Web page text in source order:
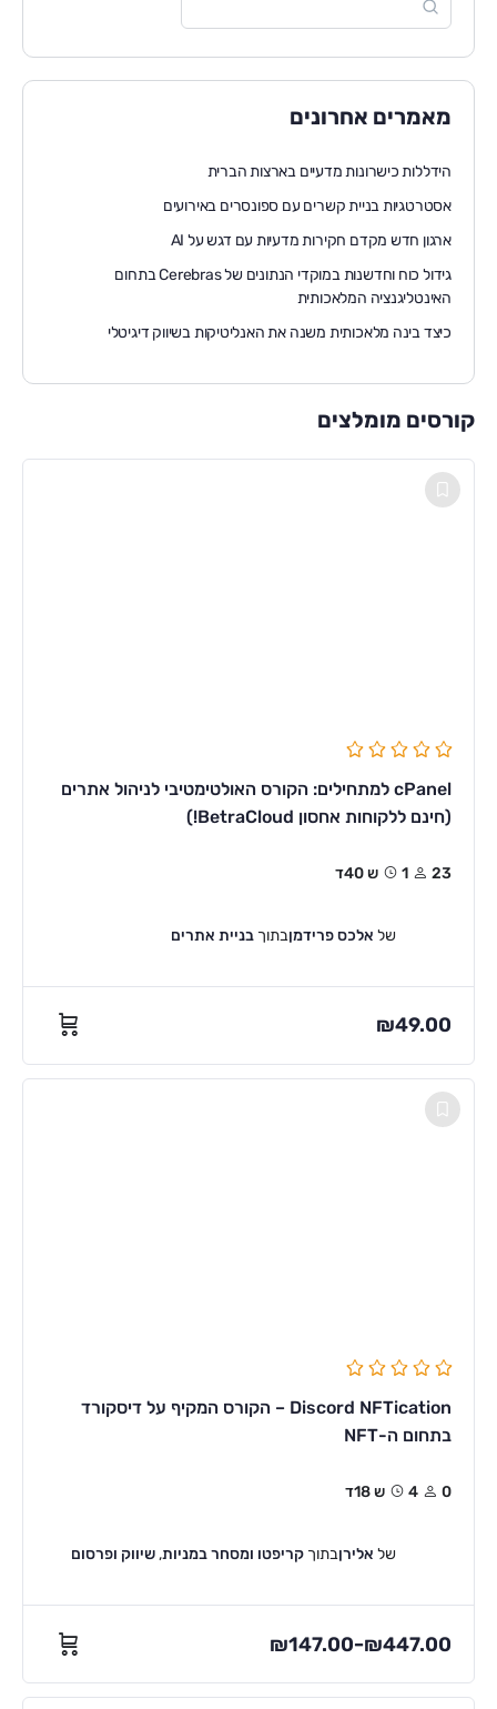
מאמרים אחרונים
הידללות כישרונות מדעיים בארצות הברית
אסטרטגיות בניית קשרים עם ספונסרים באירועים
ארגון חדש מקדם חקירות מדעיות עם דגש על AI
גידול כוח וחדשנות במוקדי הנתונים של Cerebras בתחום
האינטליגנציה המלאכותית
כיצד בינה מלאכותית משנה את האנליטיקות בשיווק דיגיטלי
קורסים מומלצים
cPanel למתחילים: הקורס האולטימטיבי לניהול אתרים
(חינם ללקוחות אחסון BetraCloud!)
23 1ש 40ד
של אלכס פרידמןבתוך בניית אתרים
₪49.00
Discord NFTication – הקורס המקיף על דיסקורד
בתחום ה-NFT
0 4ש 18ד
של אלירןבתוך קריפטו ומסחר במניות, שיווק ופרסום
₪147.00–₪447.00